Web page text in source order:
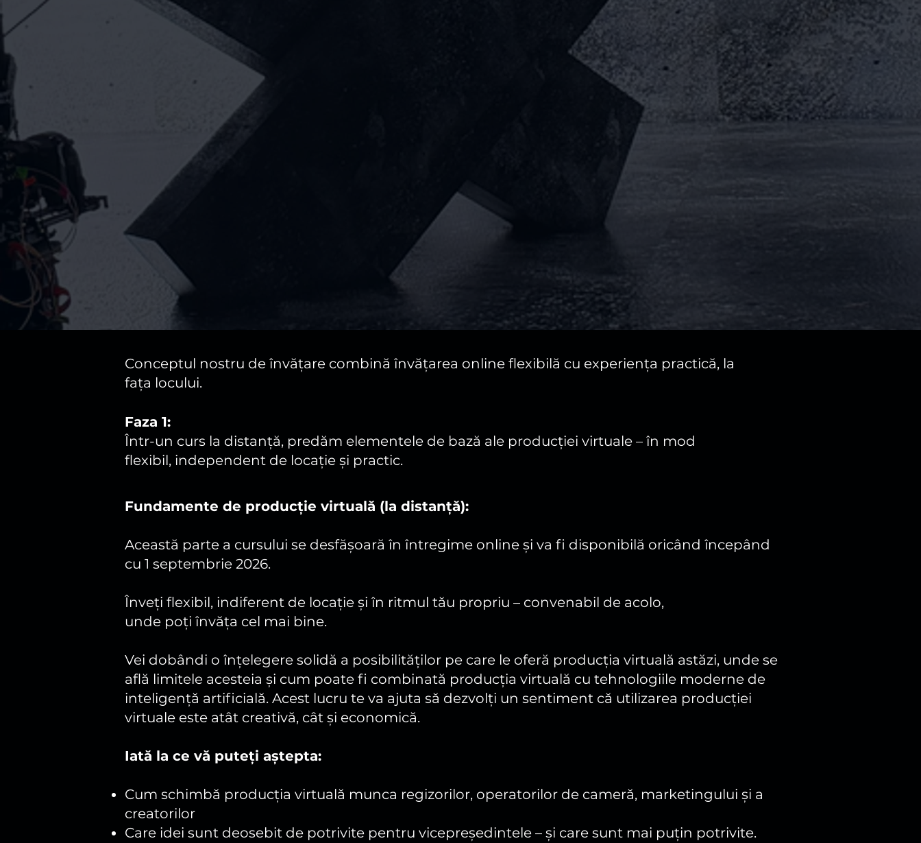
Conceptul nostru de învățare combină învățarea online flexibilă cu experiența practică, la
fața locului.
Faza 1:
Într-un curs la distanță, predăm elementele de bază ale producției virtuale – în mod
flexibil, independent de locație și practic.
Fundamente de producție virtuală (la distanță):
Această parte a cursului se desfășoară în întregime online și va fi disponibilă oricând începând
cu 1 septembrie 2026.
Înveți flexibil, indiferent de locație și în ritmul tău propriu – convenabil de acolo,
unde poți învăța cel mai bine.
Vei dobândi o înțelegere solidă a posibilităților pe care le oferă producția virtuală astăzi, unde se
află limitele acesteia și cum poate fi combinată producția virtuală cu tehnologiile moderne de
inteligență artificială. Acest lucru te va ajuta să dezvolți un sentiment că utilizarea producției
virtuale este atât creativă, cât și economică.
Iată la ce vă puteți aștepta:
Cum schimbă producția virtuală munca regizorilor, operatorilor de cameră, marketingului și a
creatorilor
Care idei sunt deosebit de potrivite pentru vicepreședintele – și care sunt mai puțin potrivite.